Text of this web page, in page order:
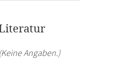
(Keine Angaben.)